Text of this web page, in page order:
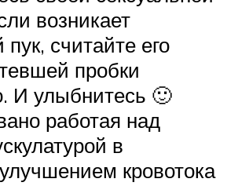
возникает
считайте его
пробки
И улыбнитесь 🙂
работая над
в
кровотока